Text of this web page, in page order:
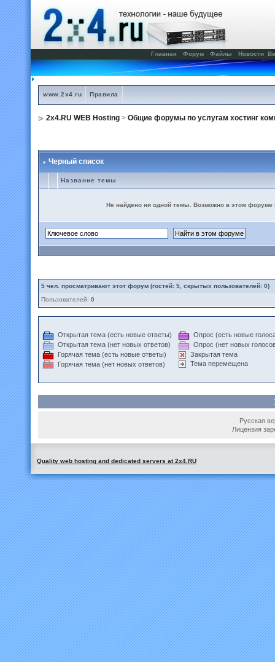
Главная Форум Файлы Новости
www.2x4.ru Правила
2x4.RU WEB Hosting > Общие форумы по услугам хостинг
Черный список
Название темы
Не найдено ни одной темы. Возможно в этом форуме
5 чел. просматривают этот форум (гостей: 5, скрытых пользователей: 0)
Пользователей: 0
Открытая тема (есть новые ответы)
Открытая тема (нет новых ответов)
Горячая тема (есть новые ответы)
Горячая тема (нет новых ответов)
Опрос (есть новые
Опрос (нет новых
Закрытая тема
Тема перемещена
Русская
Лицензия
Quality web hosting and dedicated servers at 2x4.RU